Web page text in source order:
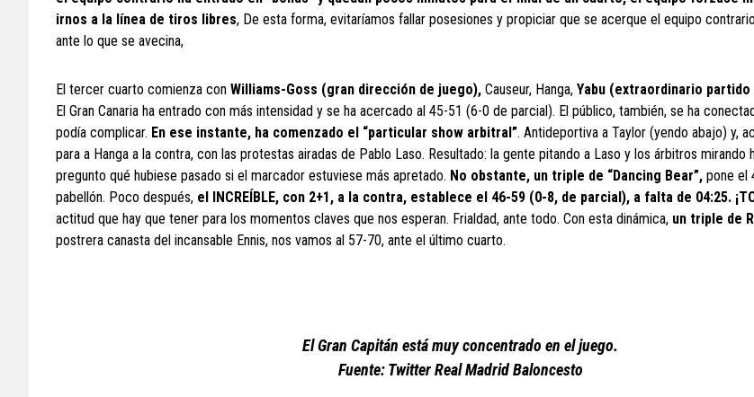
irnos a la línea de tiros libres, De esta forma, evitaríamos fallar posesiones y propiciar que se acerque el equipo
ante lo que se avecina,
El tercer cuarto comienza con Williams-Goss (gran dirección de juego), Causeur, Hanga, Yabu (extraordinario partido
El Gran Canaria ha entrado con más intensidad y se ha acercado al 45-51 (6-0 de parcial). El público, también, se ha
podía complicar. En ese instante, ha comenzado el “particular show arbitral”. Antideportiva a Taylor (yendo abajo) y,
para a Hanga a la contra, con las protestas airadas de Pablo Laso. Resultado: la gente pitando a Laso y los árbitros mirando
pregunto qué hubiese pasado si el marcador estuviese más apretado. No obstante, un triple de “Dancing Bear”, pone el
pabellón. Poco después, el INCREÍBLE, con 2+1, a la contra, establece el 46-59 (0-8, de parcial), a falta de 04:25.
actitud que hay que tener para los momentos claves que nos esperan. Frialdad, ante todo. Con esta dinámica, un triple de
postrera canasta del incansable Ennis, nos vamos al 57-70, ante el último cuarto.
El Gran Capitán está muy concentrado en el juego.
Fuente: Twitter Real Madrid Baloncesto